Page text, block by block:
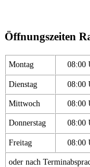
Öffnungszeiten
Montag 08:00
Dienstag 08:00
Mittwoch 08:00
Donnerstag 08:00
Freitag 08:00
oder nach